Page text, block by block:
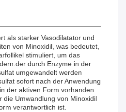
als starker Vasodilatator und
von Minoxidil, was bedeutet,
stimuliert, um das
durch Enzyme in der
umgewandelt werden
sofort nach der Anwendung
der aktiven Form vorhanden
die Umwandlung von Minoxidil
verantwortlich ist.